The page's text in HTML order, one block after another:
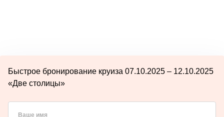
Быстрое бронирование круиза 07.10.2025 – 12.10.2025
«Две столицы»
Ваше имя